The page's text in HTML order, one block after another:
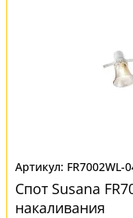
FR7002WL-
Спот Susana
накаливания